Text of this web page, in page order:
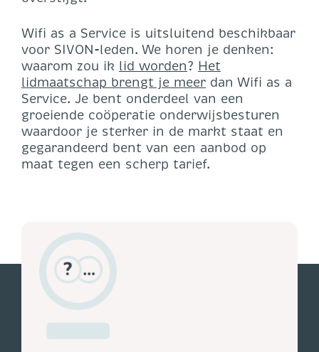
Wifi as a Service is uitsluitend beschikbaar
voor SIVON-leden. We horen je denken:
waarom zou ik lid worden? Het
lidmaatschap brengt je meer dan Wifi as a
Service. Je bent onderdeel van een
groeiende coöperatie onderwijsbesturen
waardoor je sterker in de markt staat en
gegarandeerd bent van een aanbod op
maat tegen een scherp tarief.